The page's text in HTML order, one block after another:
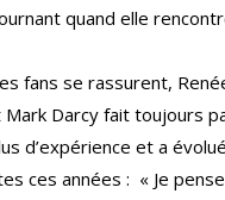
quand elle
fans se rassurent,
Darcy fait toujours
d’expérience et a
ces années : « Je